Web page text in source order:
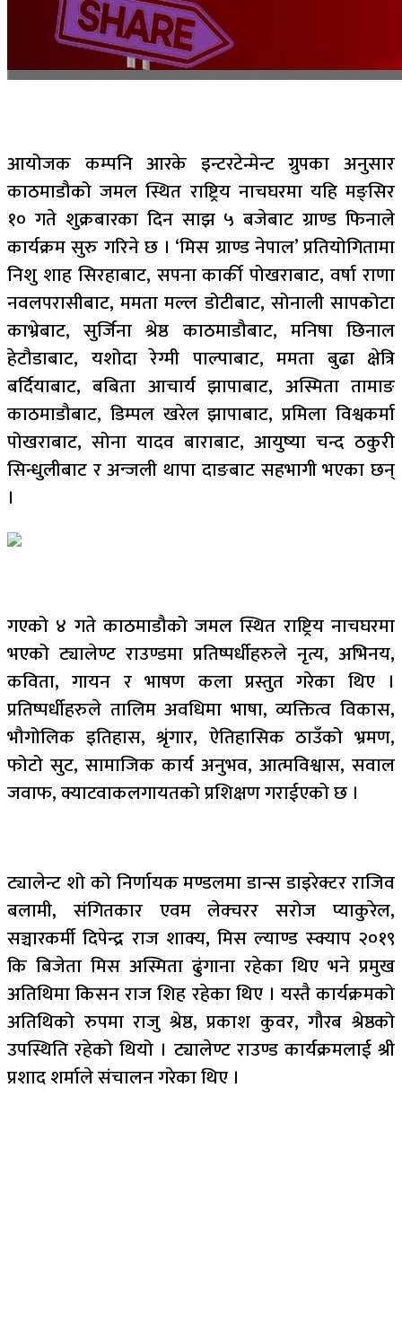
आयोजक कम्पनि आरके इन्टरटेन्मेन्ट ग्रुपका अनुसार
काठमाडौको जमल स्थित राष्ट्रिय नाचघरमा यहि मङ्सिर
१० गते शुक्रबारका दिन साझ ५ बजेबाट ग्राण्ड फिनाले
कार्यक्रम सुरु गरिने छ । ‘मिस ग्राण्ड नेपाल’ प्रतियोगितामा
निशु शाह सिरहाबाट, सपना कार्की पोखराबाट, वर्षा राणा
नवलपरासीबाट, ममता मल्ल डोटीबाट, सोनाली सापकोटा
काभ्रेबाट, सुर्जिना श्रेष्ठ काठमाडौबाट, मनिषा छिनाल
हेटौडाबाट, यशोदा रेग्मी पाल्पाबाट, ममता बुढा क्षेत्रि
बर्दियाबाट, बबिता आचार्य झापाबाट, अस्मिता तामाङ
काठमाडौबाट, डिम्पल खरेल झापाबाट, प्रमिला विश्वकर्मा
पोखराबाट, सोना यादव बाराबाट, आयुष्या चन्द ठकुरी
सिन्धुलीबाट र अन्जली थापा दाङबाट सहभागी भएका छन्
।
गएको ४ गते काठमाडौको जमल स्थित राष्ट्रिय नाचघरमा
भएको ट्यालेण्ट राउण्डमा प्रतिष्पर्धीहरुले नृत्य, अभिनय,
कविता, गायन र भाषण कला प्रस्तुत गरेका थिए ।
प्रतिष्पर्धीहरुले तालिम अवधिमा भाषा, व्यक्तित्व विकास,
भौगोलिक इतिहास, श्रृंगार, ऐतिहासिक ठाउँको भ्रमण,
फोटो सुट, सामाजिक कार्य अनुभव, आत्मविश्वास, सवाल
जवाफ, क्याटवाकलगायतको प्रशिक्षण गराईएको छ ।
ट्यालेन्ट शो को निर्णायक मण्डलमा डान्स डाइरेक्टर राजिव
बलामी, संगितकार एवम लेक्चरर सरोज प्याकुरेल,
सञ्चारकर्मी दिपेन्द्र राज शाक्य, मिस ल्याण्ड स्क्याप २०१९
कि बिजेता मिस अस्मिता ढुंगाना रहेका थिए भने प्रमुख
अतिथिमा किसन राज शिह रहेका थिए । यस्तै कार्यक्रमको
अतिथिको रुपमा राजु श्रेष्ठ, प्रकाश कुवर, गौरब श्रेष्ठको
उपस्थिति रहेको थियो । ट्यालेण्ट राउण्ड कार्यक्रमलाई श्री
प्रशाद शर्माले संचालन गरेका थिए ।